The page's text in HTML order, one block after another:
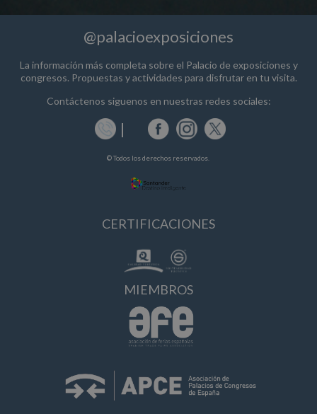
@palacioexposiciones
La información más completa sobre el Palacio de exposiciones y
congresos. Propuestas y actividades para disfrutar en tu visita.
Contáctenos siguenos en nuestras redes sociales:
© Todos los derechos reservados.
CERTIFICACIONES
MIEMBROS